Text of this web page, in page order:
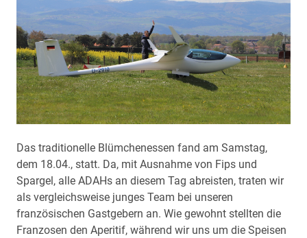
Das traditionelle Blümchenessen fand am Samstag,
dem 18.04., statt. Da, mit Ausnahme von Fips und
Spargel, alle ADAHs an diesem Tag abreisten, traten wir
als vergleichsweise junges Team bei unseren
französischen Gastgebern an. Wie gewohnt stellten die
Franzosen den Aperitif, während wir uns um die Speisen